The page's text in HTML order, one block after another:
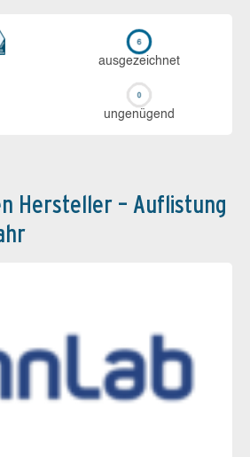
aus­ge­zeich­net
un­ge­nü­gend
Hersteller – Auflistung